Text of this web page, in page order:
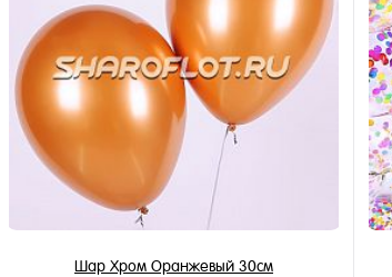
Шар Хром Оранжевый 30см